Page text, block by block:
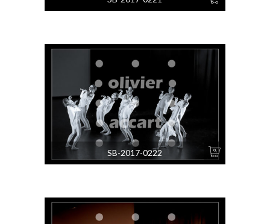
SB-2017-0222